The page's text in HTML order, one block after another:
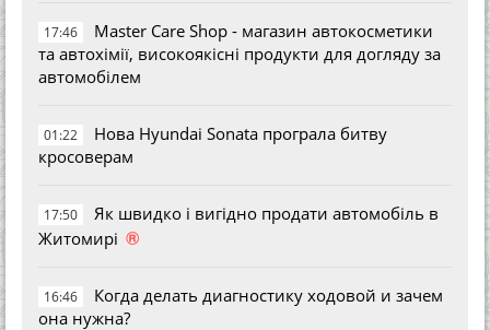
17:46
Master Care Shop - магазин автокосметики
та автохімії, високоякісні продукти для догляду за
автомобілем
01:22
Нова Hyundai Sonata програла битву
кросоверам
17:50
Як швидко і вигідно продати автомобіль в
Житомирі ®
16:46
Когда делать диагностику ходовой и зачем
она нужна?